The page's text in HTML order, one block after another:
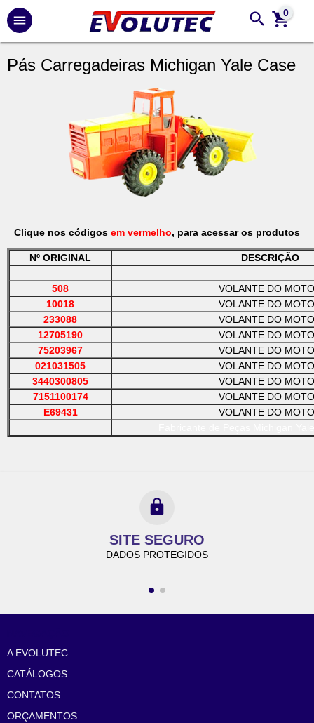
0
Pás Carregadeiras Michigan Yale Case
Clique nos códigos em vermelho, para acessar os produtos
Nº ORIGINAL DESCRIÇÃO
508
VOLANTE DO
10018
VOLANTE DO
233088
VOLANTE DO
12705190
VOLANTE DO
75203967
VOLANTE DO
021031505
VOLANTE DO
3440300805
VOLANTE DO
7151100174
VOLANTE DO
E69431
VOLANTE DO
SITE SEGURO
DADOS PROTEGIDOS
A EVOLUTEC
CATÁLOGOS
CONTATOS
ORÇAMENTOS